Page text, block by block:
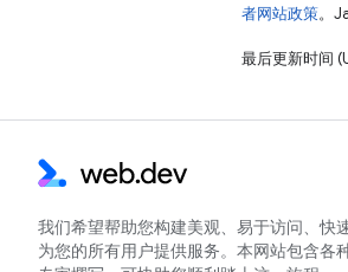
者网站政策。
最后更新时间
我们希望帮助您构建美观、易于访问、快
为您的所有用户提供服务。本网站包含各